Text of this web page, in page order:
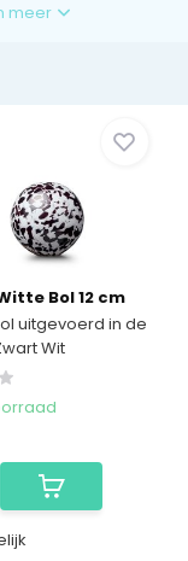
meer
Bol 12 cm
uitgevoerd in de
Wit